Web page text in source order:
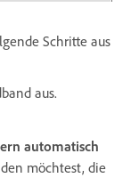
Schritte aus
aus.
automatisch
möchtest, die